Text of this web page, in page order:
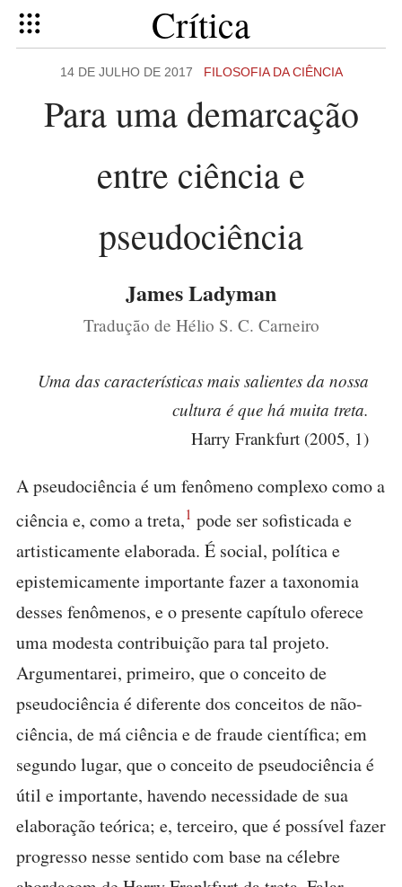
Crítica
14 DE JULHO DE 2017 FILOSOFIA DA CIÊNCIA
Para uma demarcação
entre ciência e
pseudociência
James Ladyman
Tradução de Hélio S. C. Carneiro
Uma das características mais salientes da nossa
cultura é que há muita treta.
Harry Frankfurt (2005, 1)
A pseudociência é um fenômeno complexo como a
ciência e, como a treta,1 pode ser sofisticada e
artisticamente elaborada. É social, política e
epistemicamente importante fazer a taxonomia
desses fenômenos, e o presente capítulo oferece
uma modesta contribuição para tal projeto.
Argumentarei, primeiro, que o conceito de
pseudociência é diferente dos conceitos de não-
ciência, de má ciência e de fraude científica; em
segundo lugar, que o conceito de pseudociência é
útil e importante, havendo necessidade de sua
elaboração teórica; e, terceiro, que é possível fazer
progresso nesse sentido com base na célebre